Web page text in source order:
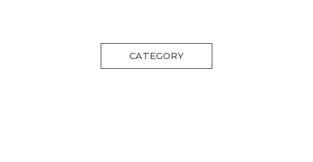
CATEGORY